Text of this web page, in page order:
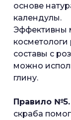
основе
календулы.
Эффективны
составы с
можно
глину.
Правило №5.
скраба